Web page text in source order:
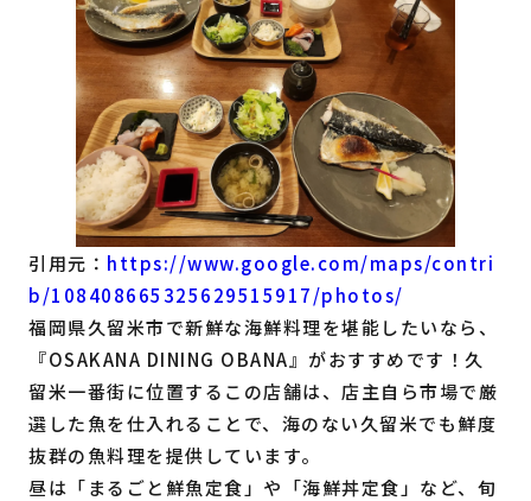
引用元： https://www.google.com/maps/contri
b/108408665325629515917/photos/
福岡県久留米市で新鮮な海鮮料理を堪能したいなら、
『OSAKANA DINING OBANA』がおすすめです！久
留米一番街に位置するこの店舗は、店主自ら市場で厳
選した魚を仕入れることで、海のない久留米でも鮮度
抜群の魚料理を提供しています。
昼は「まるごと鮮魚定食」や「海鮮丼定食」など、旬